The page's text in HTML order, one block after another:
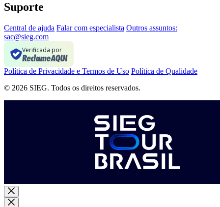
Suporte
Central de ajuda Falar com especialista Outros assuntos:
sac@sieg.com
Verificada por
Política de Privacidade e Termos de Uso Política de Qualidade
© 2026 SIEG. Todos os direitos reservados.